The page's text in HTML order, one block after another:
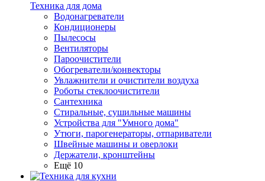
Техника для дома
Водонагреватели
Кондиционеры
Пылесосы
Вентиляторы
Пароочистители
Обогреватели/конвекторы
Увлажнители и очистители воздуха
Роботы стеклоочистители
Сантехника
Стиральные, сушильные машины
Устройства для "Умного дома"
Утюги, парогенераторы, отпариватели
Швейные машины и оверлоки
Держатели, кронштейны
Ещё 10